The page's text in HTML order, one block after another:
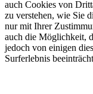
auch Cookies von
zu verstehen, wie Sie
nur mit Ihrer
auch die Möglichkeit,
jedoch von einigen
Surferlebnis